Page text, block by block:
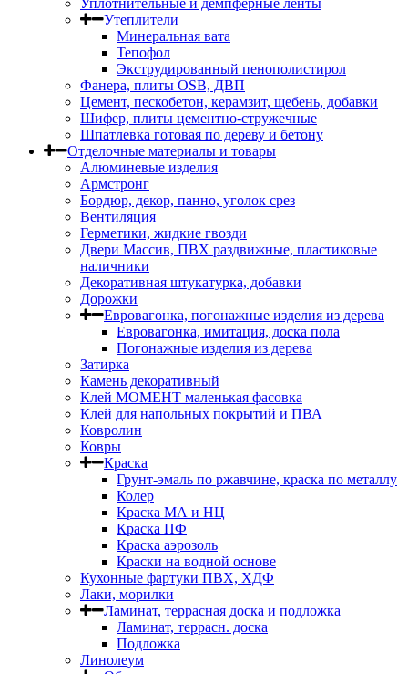
Уплотнительные и демпферные ленты
Утеплители
Минеральная вата
Тепофол
Экструдированный пенополистирол
Фанера, плиты OSB, ДВП
Цемент, пескобетон, керамзит, щебень, добавки
Шифер, плиты цементно-стружечные
Шпатлевка готовая по дереву и бетону
Отделочные материалы и товары
Алюминевые изделия
Армстронг
Бордюр, декор, панно, уголок срез
Вентиляция
Герметики, жидкие гвозди
Двери Массив, ПВХ раздвижные, пластиковые
наличники
Декоративная штукатурка, добавки
Дорожки
Евровагонка, погонажные изделия из дерева
Евровагонка, имитация, доска пола
Погонажные изделия из дерева
Затирка
Камень декоративный
Клей МОМЕНТ маленькая фасовка
Клей для напольных покрытий и ПВА
Ковролин
Ковры
Краска
Грунт-эмаль по ржавчине, краска по металлу
Колер
Краска МА и НЦ
Краска ПФ
Краска аэрозоль
Краски на водной основе
Кухонные фартуки ПВХ, ХДФ
Лаки, морилки
Ламинат, террасная доска и подложка
Ламинат, террасн. доска
Подложка
Линолеум